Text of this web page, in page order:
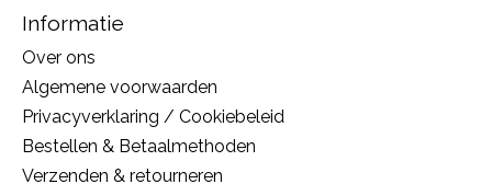
Informatie
Over ons
Algemene voorwaarden
Privacyverklaring / Cookiebeleid
Bestellen & Betaalmethoden
Verzenden & retourneren